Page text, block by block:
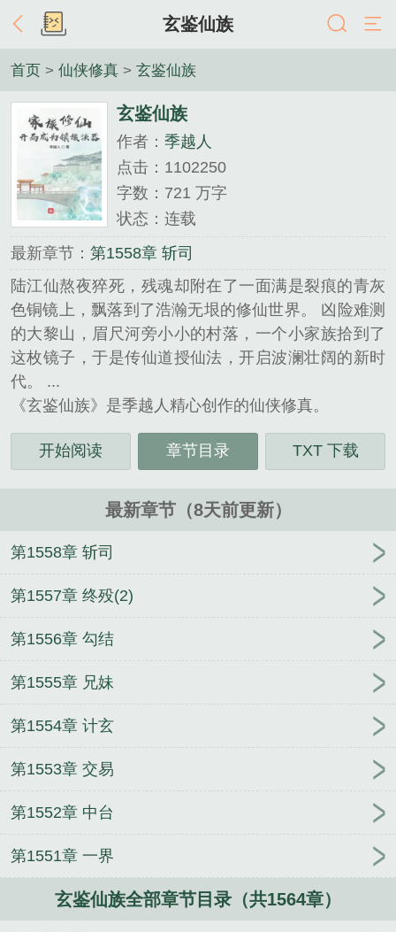
玄鉴仙族
首页 > 仙侠修真 > 玄鉴仙族
玄鉴仙族
作者： 季越人
点击：1102250
字数：721 万字
状态：连载
最新章节： 第1558章 斩司
陆江仙熬夜猝死，残魂却附在了一面满是裂痕的青灰
色铜镜上，飘落到了浩瀚无垠的修仙世界。 凶险难测
的大黎山，眉尺河旁小小的村落，一个小家族拾到了
这枚镜子，于是传仙道授仙法，开启波澜壮阔的新时
代。 ...
《玄鉴仙族》是季越人精心创作的仙侠修真。
开始阅读 章节目录 TXT 下载
最新章节（8天前更新）
第1558章 斩司
第1557章 终殁(2)
第1556章 勾结
第1555章 兄妹
第1554章 计玄
第1553章 交易
第1552章 中台
第1551章 一界
玄鉴仙族全部章节目录（共1564章）